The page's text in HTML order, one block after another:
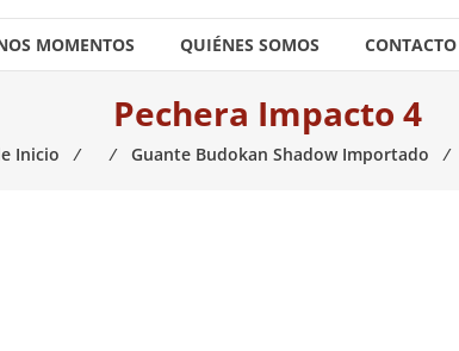
MOMENTOS QUIÉNES SOMOS CONTACTO
Pechera Impacto 4
Inicio ⁄ ⁄ Guante Budokan Shadow Importado ⁄